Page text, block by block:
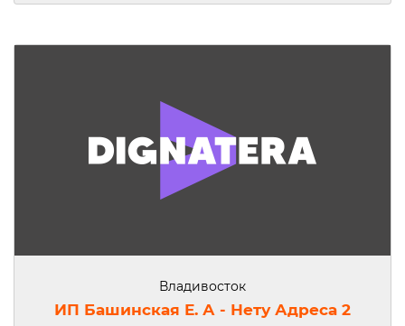
Владивосток
ИП Башинская Е. А - Нету Адреса 2